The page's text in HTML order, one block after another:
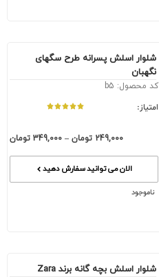
شلوار اسلش پسرانه طرح سگهای
نگهبان
کد محصول: b5
امتیاز:
249,000 تومان –
349,000 تومان
الان می توانید سفارش دهید
ناموجود
شلوار اسلش بچه گانه برند Zara